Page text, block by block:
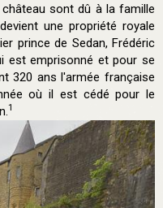
sont dû à la famille
une propriété royale
prince de Sedan, Frédéric
est emprisonné et pour se
320 ans l'armée française
où il est cédé pour le
1